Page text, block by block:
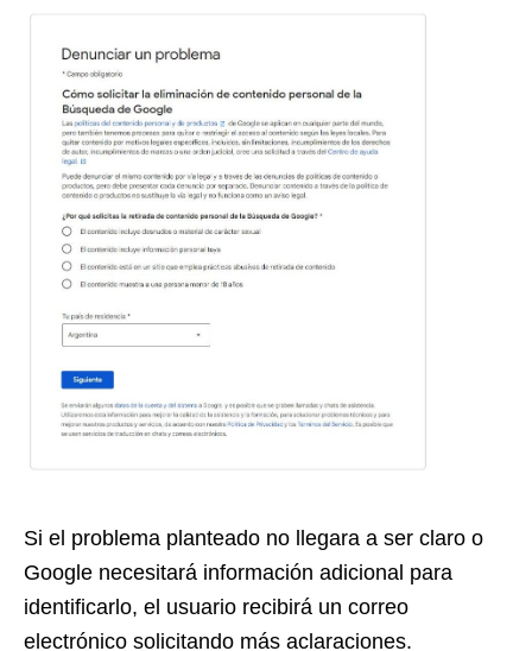
Si el problema planteado no llegara a ser claro o
Google necesitará información adicional para
identificarlo, el usuario recibirá un correo
electrónico solicitando más aclaraciones.